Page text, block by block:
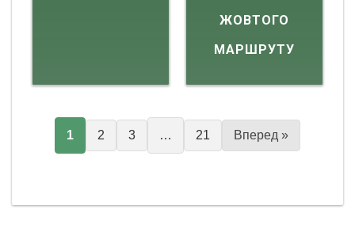
ЖОВТОГО
МАРШРУТУ
1 2 3 … 21 Вперед »